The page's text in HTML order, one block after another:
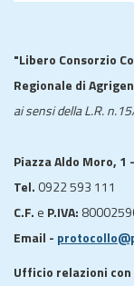
"Libero Consorzio
Regionale di
ai sensi della L.R.
Piazza Aldo Moro, 1
Tel. 0922 593 111
C.F. e P.IVA:
Email -
Ufficio relazioni